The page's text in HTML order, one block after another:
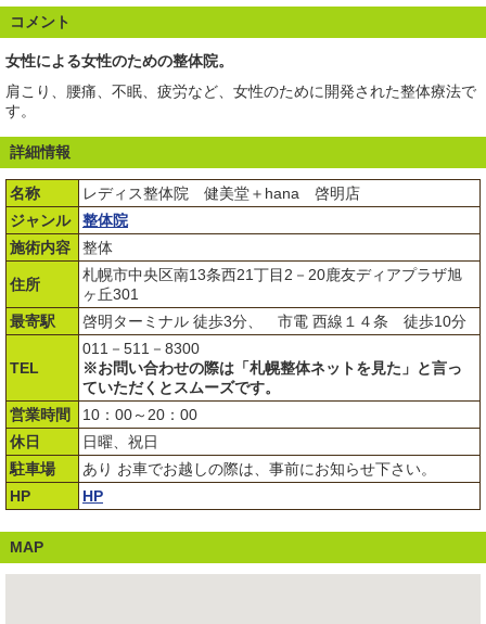
コメント
女性による女性のための整体院。
肩こり、腰痛、不眠、疲労など、女性のために開発された整体療法で
す。
詳細情報
名称
レディス整体院 健美堂＋hana 啓明店
ジャンル
整体院
施術内容
整体
住所
札幌市中央区南13条西21丁目2－20鹿友ディアプラザ旭
ヶ丘301
最寄駅
啓明ターミナル 徒歩3分、 市電 西線１４条 徒歩10分
TEL
011－511－8300
※お問い合わせの際は「札幌整体ネットを見た」と言っ
ていただくとスムーズです。
営業時間
10：00～20：00
休日
日曜、祝日
駐車場
あり お車でお越しの際は、事前にお知らせ下さい。
HP
HP
MAP